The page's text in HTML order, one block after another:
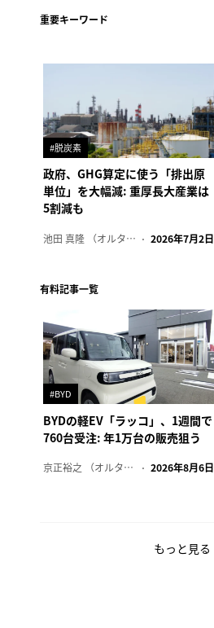
重要キーワード
#脱炭素
政府、GHG算定に使う「排出原
単位」を大幅減: 重厚長大産業は
5割減も
池田 真隆 （オルタナ輪番編集長） 2026年7月2日
有料記事一覧
#BYD
BYDの軽EV「ラッコ」、1週間で
760台受注: 年1万台の販売狙う
京正裕之 （オルタナ副編集長） 2026年8月6日
もっと見る